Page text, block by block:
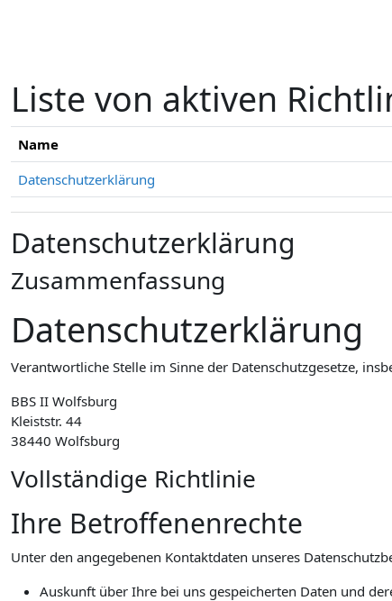
Liste von aktiven
Name
Datenschutzerklärung
Datenschutzerklärung
Zusammenfassung
Datenschutzerklärung
Verantwortliche Stelle im Sinne der Datenschutzgesetze,
BBS II Wolfsburg
Kleiststr. 44
38440 Wolfsburg
Vollständige Richtlinie
Ihre Betroffenenrechte
Unter den angegebenen Kontaktdaten unseres
Auskunft über Ihre bei uns gespeicherten Daten und